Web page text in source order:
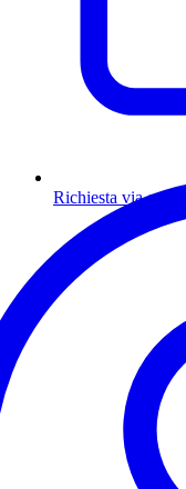
Richiesta via email